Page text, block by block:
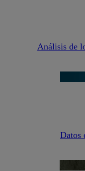
Análisis de
Datos